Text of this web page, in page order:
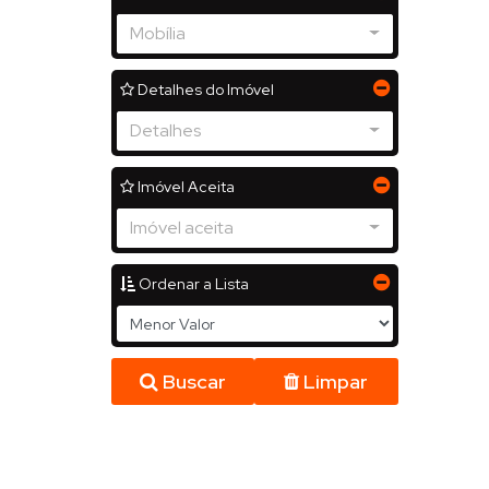
Mobília
Detalhes do Imóvel
Detalhes
Imóvel Aceita
Imóvel aceita
Ordenar a Lista
Buscar Limpar